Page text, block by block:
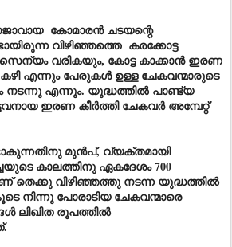
കോമാരൻ ചടയന്റെ
വിഴിഞ്ഞത്തെ കരക്കോട്ട
സൈന്യം വരികയും, കോട്ട കാക്കാൻ ഇരണ
എന്നും പേരുകൾ ഉള്ള ചേകവന്മാരുടെ
എന്നും. യുദ്ധത്തിൽ പാണ്ട്യ
ഇരണ കീർത്തി ചേകവർ അമ്പേറ്റ്
മുൻപ്, വ്യക്തമായി
കാലത്തിനു ഏകദേശം 700
തെക്കു വിഴിഞ്ഞത്തു നടന്ന യുദ്ധത്തിൽ
നിന്നു പോരാടിയ ചേകവന്മാരെ
ലിഖിത രൂപത്തിൽ